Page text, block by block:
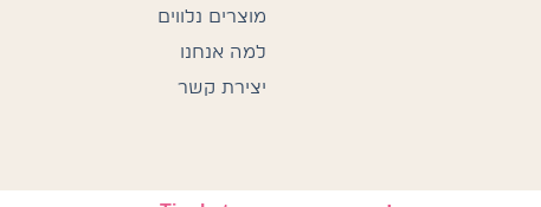
מוצרים נלווים
למה אנחנו
יצירת קשר